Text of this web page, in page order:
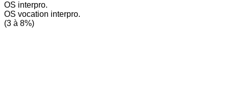
OS interpro.
OS vocation interpro.
(3 à 8%)